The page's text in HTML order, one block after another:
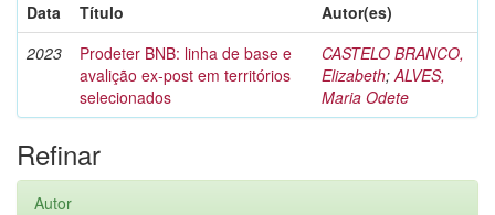
Data
Título
Autor(es)
2023
Prodeter BNB: linha de base e
avalição ex-post em territórios
selecionados
CASTELO BRANCO,
Elizabeth;ALVES,
Maria Odete
Refinar
Autor